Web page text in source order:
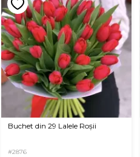
Buchet din 29 Lalele Roșii
#2876